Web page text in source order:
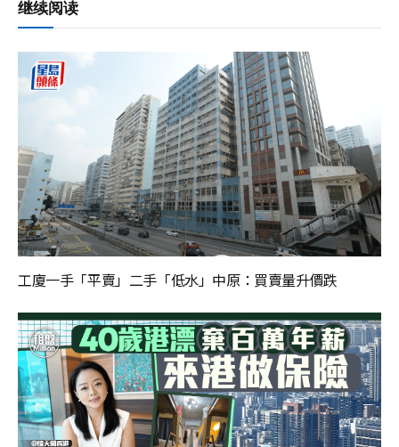
继续阅读
工廈一手「平賣」二手「低水」中原：買賣量升價跌